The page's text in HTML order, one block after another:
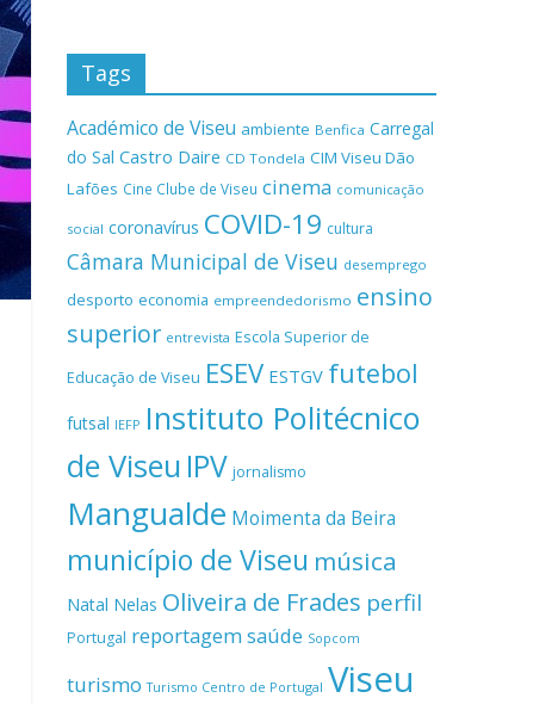
Tags
Académico de Viseu ambiente Benfica Carregal
do Sal Castro Daire CD Tondela CIM Viseu Dão
Lafões Cine Clube de Viseu cinema comunicação
social coronavírus COVID-19 cultura
Câmara Municipal de Viseu desemprego
desporto economia empreendedorismo ensino
superior entrevista Escola Superior de
Educação de Viseu ESEV ESTGV futebol
futsal IEFP Instituto Politécnico
de Viseu IPV jornalismo
Mangualde Moimenta da Beira
município de Viseu música
Natal Nelas Oliveira de Frades perfil
Portugal reportagemsaúde Sopcom
turismo Turismo Centro de Portugal Viseu